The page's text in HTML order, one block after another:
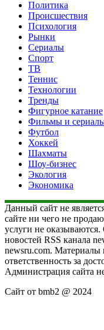
Политика
Происшествия
Психология
Рынки
Сериалы
Спорт
ТВ
Теннис
Технологии
Тренды
Фигурное катание
Фильмы и
Футбол
Хоккей
Шахматы
Шоу-бизнес
Экология
Экономика
Данный сайт не
сайте ни чего не
услуги не оказываются.
новостей RSS канала
newsru.com. Материалы
ответственность за
Администрация сайта
Сайт от bmb2 @ 2024